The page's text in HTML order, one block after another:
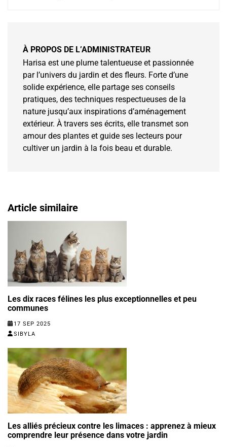
À PROPOS DE L’ADMINISTRATEUR
Harisa est une plume talentueuse et passionnée
par l’univers du jardin et des fleurs. Forte d’une
solide expérience, elle partage ses conseils
pratiques, des techniques respectueuses de la
nature jusqu’aux inspirations d’aménagement
extérieur. À travers ses écrits, elle transmet son
amour des plantes et guide ses lecteurs pour
cultiver un jardin à la fois beau et durable.
Article similaire
Les dix races félines les plus exceptionnelles et peu
communes
17 SEP 2025
SIBYLA
Les alliés précieux contre les limaces : apprenez à mieux
comprendre leur présence dans votre jardin